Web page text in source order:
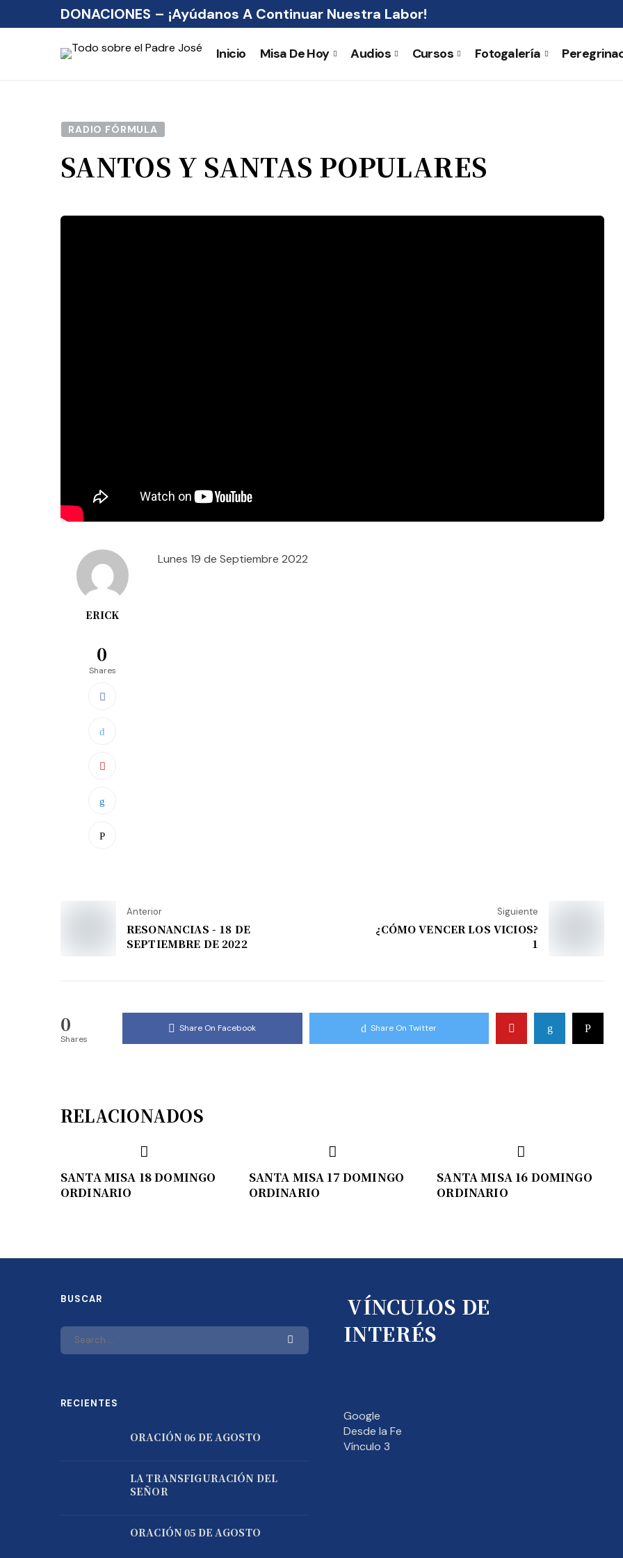
DONACIONES – ¡Ayúdanos A Continuar Nuestra Labor!
Inicio Misa De Hoy Audios Cursos Fotogalería
RADIO FÓRMULA
SANTOS Y SANTAS POPULARES
ERICK
0
Shares
Lunes 19 de Septiembre 2022
Anterior
RESONANCIAS - 18 DE
SEPTIEMBRE DE 2022
Siguiente
¿CÓMO VENCER LOS VICIOS?
1
0
Shares
Share On Facebook Share On Twitter
RELACIONADOS
SANTA MISA 18 DOMINGO
ORDINARIO
SANTA MISA 17 DOMINGO
ORDINARIO
SANTA MISA 16 DOMINGO
ORDINARIO
BUSCAR
RECIENTES
ORACIÓN 06 DE AGOSTO
LA TRANSFIGURACIÓN DEL
SEÑOR
ORACIÓN 05 DE AGOSTO
VÍNCULOS DE
INTERÉS
Google
Desde la Fe
Vínculo 3